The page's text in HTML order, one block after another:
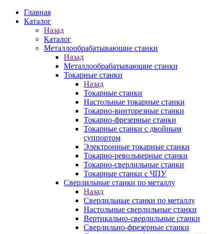
Главная
Каталог
Назад
Каталог
Металлообрабатывающие станки
Назад
Металлообрабатывающие станки
Токарные станки
Назад
Токарные станки
Настольные токарные станки
Токарно-винторезные станки
Токарно-фрезерные станки
Токарные станки с двойным
суппортом
Электронные токарные станки
Токарно-револьверные станки
Токарно-сверлильные станки
Токарные станки с ЧПУ
Сверлильные станки по металлу
Назад
Сверлильные станки по металлу
Настольные сверлильные станки
Вертикально-сверлильные станки
Сверлильно-фрезерные станки